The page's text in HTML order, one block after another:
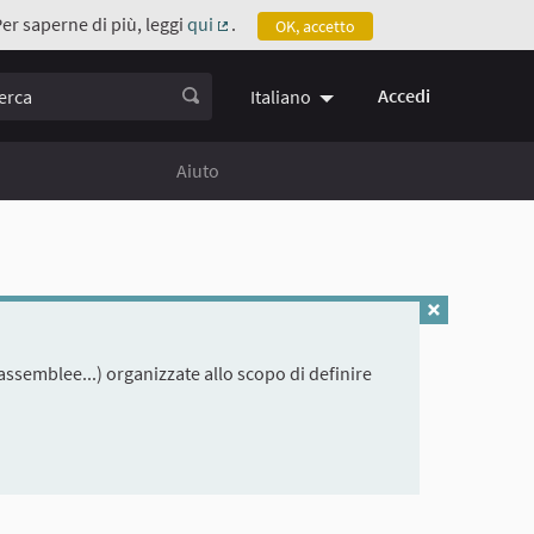
saperne di più, leggi qui
(Collegamento esterno)
. OK, accetto
Italiano Accedi
Aiuto
organizzate allo scopo di definire